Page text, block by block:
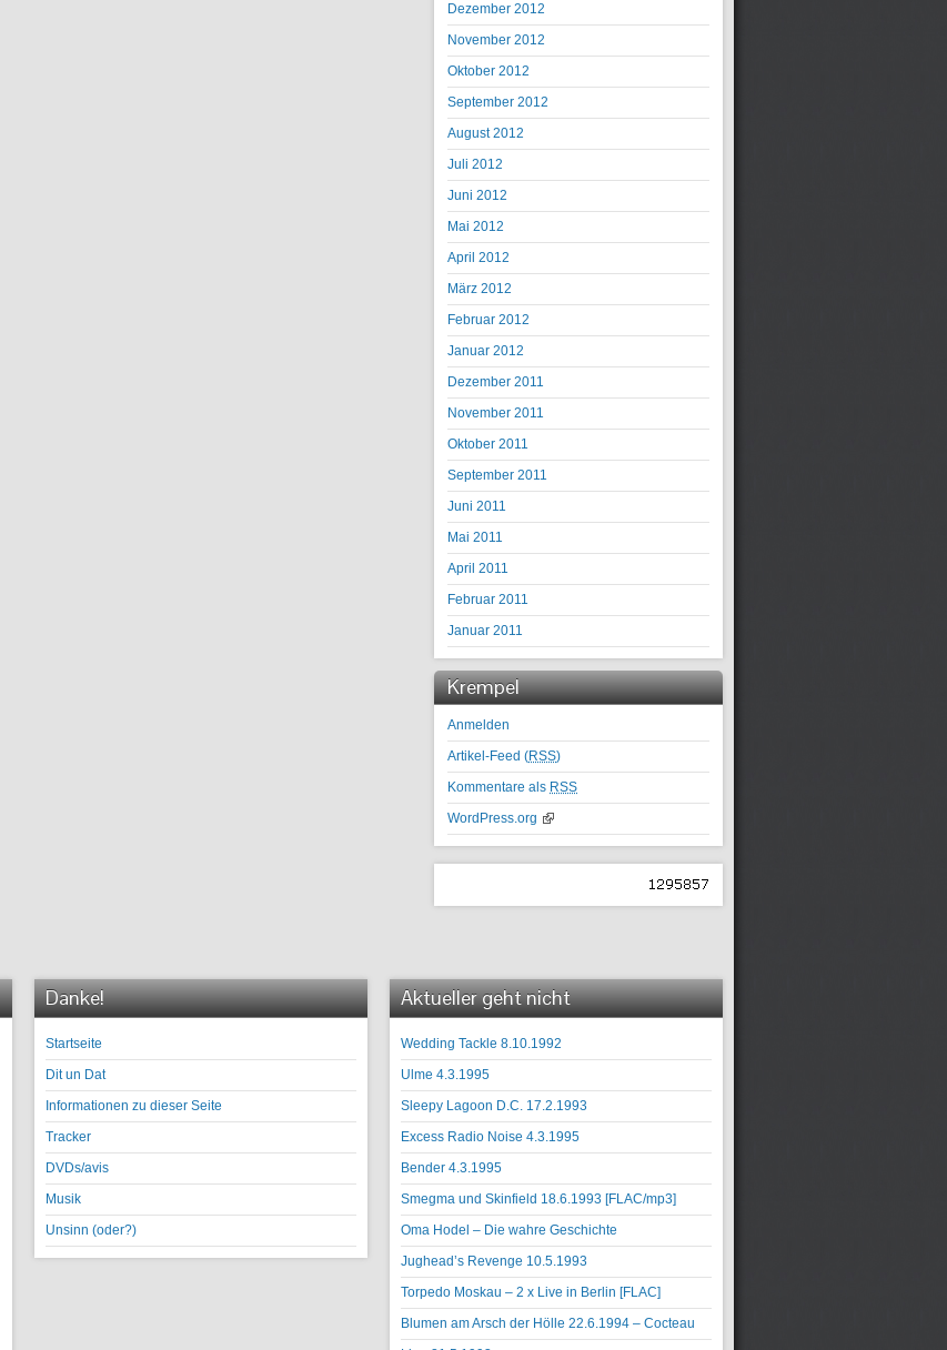
Dezember 2012
November 2012
Oktober 2012
September 2012
August 2012
Juli 2012
Juni 2012
Mai 2012
April 2012
März 2012
Februar 2012
Januar 2012
Dezember 2011
November 2011
Oktober 2011
September 2011
Juni 2011
Mai 2011
April 2011
Februar 2011
Januar 2011
Krempel
Anmelden
Artikel-Feed (RSS)
Kommentare als RSS
WordPress.org
Danke!
Startseite
Dit un Dat
Informationen zu dieser Seite
Tracker
DVDs/avis
Musik
Unsinn (oder?)
Aktueller geht nicht
Wedding Tackle 8.10.1992
Ulme 4.3.1995
Sleepy Lagoon D.C. 17.2.1993
Excess Radio Noise 4.3.1995
Bender 4.3.1995
Smegma und Skinfield 18.6.1993 [FLAC/mp3]
Oma Hodel – Die wahre Geschichte
Jughead’s Revenge 10.5.1993
Torpedo Moskau – 2 x Live in Berlin [FLAC]
Blumen am Arsch der Hölle 22.6.1994 – Cocteau